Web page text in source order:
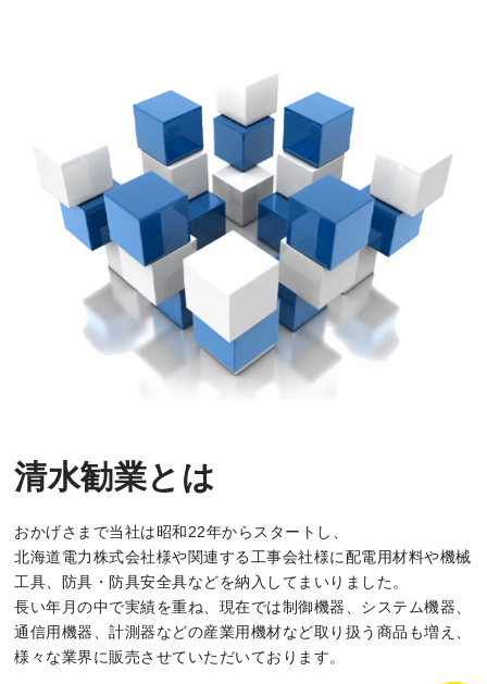
清水勧業とは
おかげさまで当社は昭和22年からスタートし、
北海道電力株式会社様や関連する工事会社様に配電用材料や機械
工具、防具・防具安全具などを納入してまいりました。
長い年月の中で実績を重ね、現在では制御機器、システム機器、
通信用機器、計測器などの産業用機材など取り扱う商品も増え、
様々な業界に販売させていただいております。